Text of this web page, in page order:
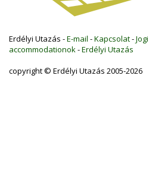
Erdélyi Utazás -E-mail -Kapcsolat-
accommodationok -Erdélyi Utazás
copyright © Erdélyi Utazás 2005-